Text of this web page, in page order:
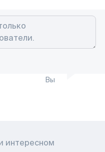
Вы
интересном